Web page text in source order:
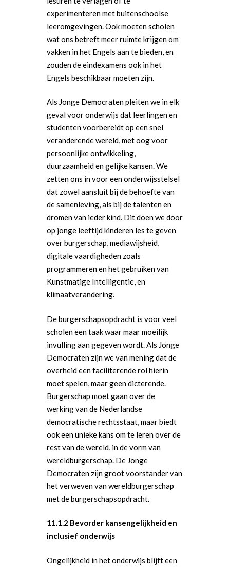
experimenteren met buitenschoolse
leeromgevingen. Ook moeten scholen
wat ons betreft meer ruimte krijgen om
vakken in het Engels aan te bieden, en
zouden de eindexamens ook in het
Engels beschikbaar moeten zijn.
Als Jonge Democraten pleiten we in elk
geval voor onderwijs dat leerlingen en
studenten voorbereidt op een snel
veranderende wereld, met oog voor
persoonlijke ontwikkeling,
duurzaamheid en gelijke kansen. We
zetten ons in voor een onderwijsstelsel
dat zowel aansluit bij de behoefte van
de samenleving, als bij de talenten en
dromen van ieder kind. Dit doen we door
op jonge leeftijd kinderen les te geven
over burgerschap, mediawijsheid,
digitale vaardigheden zoals
programmeren en het gebruiken van
Kunstmatige Intelligentie, en
klimaatverandering.
De burgerschapsopdracht is voor veel
scholen een taak waar maar moeilijk
invulling aan gegeven wordt. Als Jonge
Democraten zijn we van mening dat de
overheid een faciliterende rol hierin
moet spelen, maar geen dicterende.
Burgerschap moet gaan over de
werking van de Nederlandse
democratische rechtsstaat, maar biedt
ook een unieke kans om te leren over de
rest van de wereld, in de vorm van
wereldburgerschap. De Jonge
Democraten zijn groot voorstander van
het verweven van wereldburgerschap
met de burgerschapsopdracht.
11.1.2 Bevorder kansengelijkheid en
inclusief onderwijs
Ongelijkheid in het onderwijs blijft een